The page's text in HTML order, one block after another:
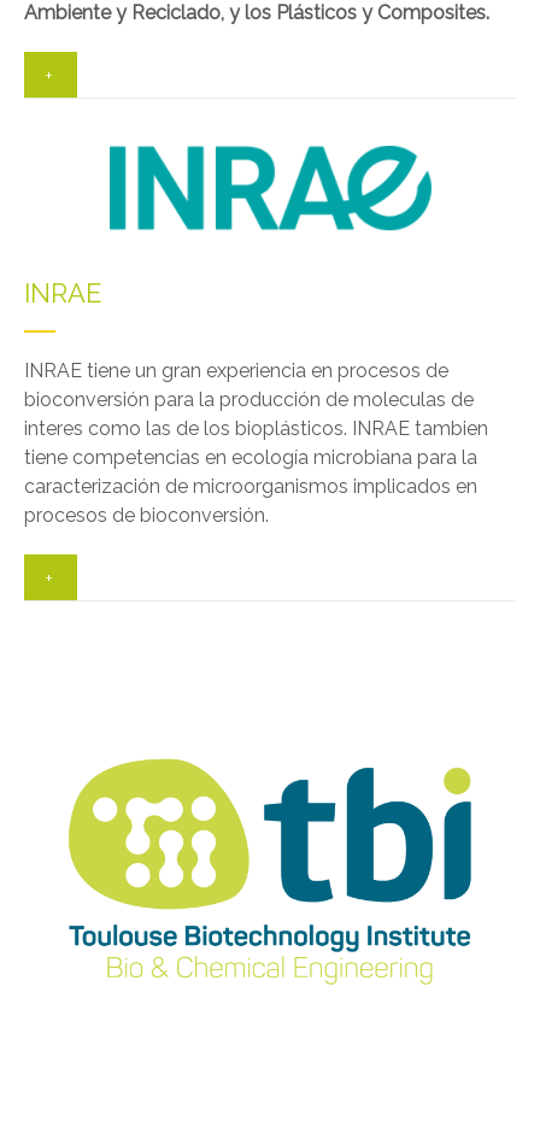
Ambiente y Reciclado, y los Plásticos y Composites.
+
INRAE
INRAE tiene un gran experiencia en procesos de
bioconversión para la producción de moleculas de
interes como las de los bioplásticos. INRAE tambien
tiene competencias en ecología microbiana para la
caracterización de microorganismos implicados en
procesos de bioconversión.
+